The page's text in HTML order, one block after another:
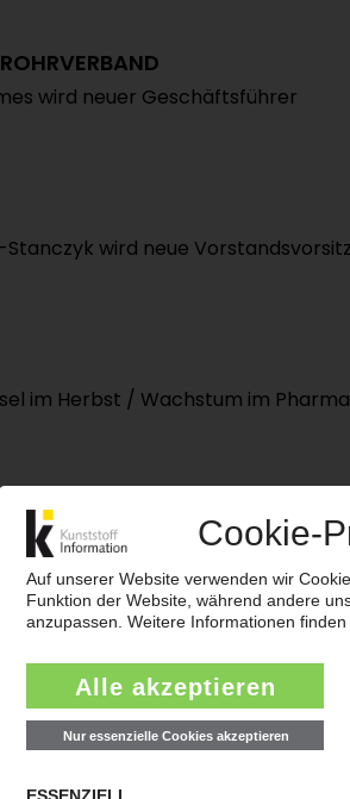
wird neuer Geschäftsführer
wird neue
im Herbst / Wachstum im
von CEO Fitterling
Chefredakteurin von Plastics